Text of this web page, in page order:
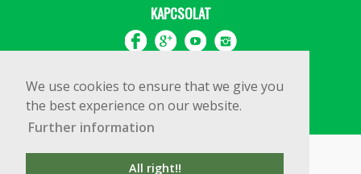
We use cookies to ensure that we give you
the best experience on our website.
Further information
All right!!
KAPCSOLAT
Copyright © 2020 BME Építőmérnöki Kar